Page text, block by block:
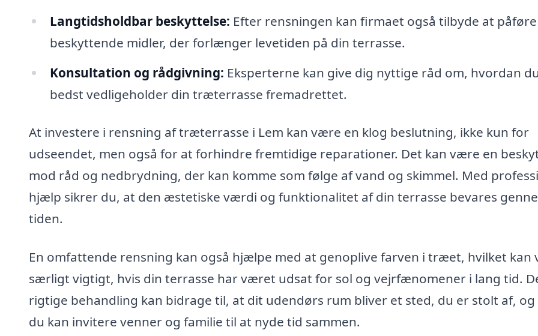
Langtidsholdbar beskyttelse: Efter rensningen kan firmaet også tilbyde at påføre
beskyttende midler, der forlænger levetiden på din terrasse.
Konsultation og rådgivning: Eksperterne kan give dig nyttige råd om, hvordan du
bedst vedligeholder din træterrasse fremadrettet.
At investere i rensning af træterrasse i Lem kan være en klog beslutning, ikke kun for
udseendet, men også for at forhindre fremtidige reparationer. Det kan være en
mod råd og nedbrydning, der kan komme som følge af vand og skimmel. Med
hjælp sikrer du, at den æstetiske værdi og funktionalitet af din terrasse bevares
tiden.
En omfattende rensning kan også hjælpe med at genoplive farven i træet, hvilket kan
særligt vigtigt, hvis din terrasse har været udsat for sol og vejrfænomener i lang tid.
rigtige behandling kan bidrage til, at dit udendørs rum bliver et sted, du er stolt af,
du kan invitere venner og familie til at nyde tid sammen.